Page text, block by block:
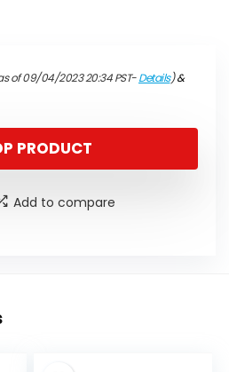
of 09/04/2023 20:34 PST-Details)&
PRODUCT
Add to compare